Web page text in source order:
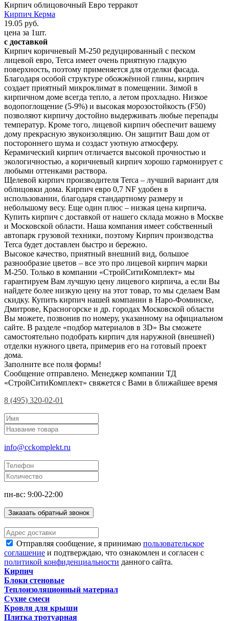
Кирпич облицовочный Евро терракот
Кирпич Керма
19.05 руб.
цена за 1шт.
с доставкой
Кирпич коричневый М-250 редуцированный с песком
лицевой евро, Terca имеет очень приятную гладкую
поверхность, поэтому применяется для отделки фасада.
Благодаря особой структуре обожжённой глины, кирпич
создает приятный микроклимат в помещении. Зимой в
кирпичном доме всегда тепло, а летом прохладно. Низкое
водопоглощение (5-9%) и высокая морозостойкость (F50)
позволяют кирпичу достойно выдерживать любые перепады
температур. Кроме того, лицевой кирпич обеспечит вашему
дому прекрасную звукоизоляцию. Он защитит Ваш дом от
постороннего шума и создаст уютную атмосферу.
Керамический кирпич отличается высокой прочностью и
экологичностью, а коричневый кирпич хорошо гармонирует с
любыми оттенками раствора.
Щелевой кирпич производителя Terca – лучший вариант для
облицовки дома. Кирпич евро 0,7 NF удобен в
использовании, благодаря стандартному размеру и
небольшому весу. Еще один плюс – низкая цена кирпича.
Купить кирпич с доставкой от нашего склада можно в Москве
и Московской области. Наша компания имеет собственный
автопарк грузовой техники, поэтому Кирпич производства
Terca будет доставлен быстро и бережно.
Высокое качество, приятный внешний вид, большое
разнообразие цветов – все это про лицевой кирпич марки
М-250. Только в компании «СтройСитиКомплект» мы
гарантируем Вам лучшую цену лицевого кирпича, а если Вы
найдете более низкую цену на этот товар, то мы сделаем Вам
скидку. Купить кирпич нашей компании в Наро-Фоминске,
Дмитрове, Красногорске и др. городах Московской области
Вы можете, позвонив по номеру, указанному на официальном
сайте. В разделе «подбор материалов в 3D» Вы сможете
самостоятельно подобрать кирпич для наружной (внешней)
отделки нужного цвета, примерив его на готовый проект
дома.
Заполните все поля формы!
Сообщение отправлено. Менеджер компании ТД
«СтройСитиКомплект» свяжется с Вами в ближайшее время
8 (495) 320-02-01
info@cckomplekt.ru
пн-вс: 9:00-22:00
Заказать обратный звонок
Отправляя сообщение, я принимаю пользовательское
соглашение и подтверждаю, что ознакомлен и согласен с
политикой конфиденциальности данного сайта.
Кирпич
Блоки стеновые
Теплоизоляционный материал
Сухие смеси
Кровля для крыши
Плитка тротуарная